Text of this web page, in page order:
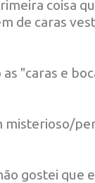
coisa
de caras
"caras e
misterioso/
gostei que